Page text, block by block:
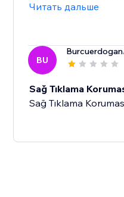
Читать дальше
BU
Burcuerdogan
Sağ Tıklama
Sağ Tıklama